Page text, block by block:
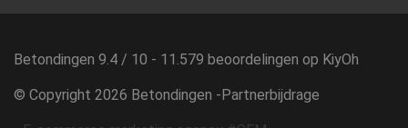
Betondingen 9.4 / 10 - 11.579 beoordelingen op KiyOh
© Copyright 2026 Betondingen - Partnerbijdrage